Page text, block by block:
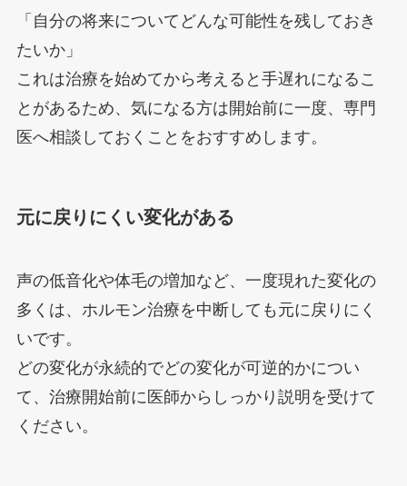
「自分の将来についてどんな可能性を残しておき
たいか」
これは治療を始めてから考えると手遅れになるこ
とがあるため、気になる方は開始前に一度、専門
医へ相談しておくことをおすすめします。
元に戻りにくい変化がある
声の低音化や体毛の増加など、一度現れた変化の
多くは、ホルモン治療を中断しても元に戻りにく
いです。
どの変化が永続的でどの変化が可逆的かについ
て、治療開始前に医師からしっかり説明を受けて
ください。